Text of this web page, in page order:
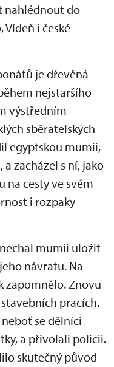
nahlédnout do
i české
je dřevěná
nejstaršího
výstředním
sběratelských
egyptskou mumii,
zacházel s ní, jako
na cesty ve svém
i rozpaky
mumii uložit
návratu. Na
zapomnělo. Znovu
pracích.
se dělníci
a přivolali policii.
skutečný původ